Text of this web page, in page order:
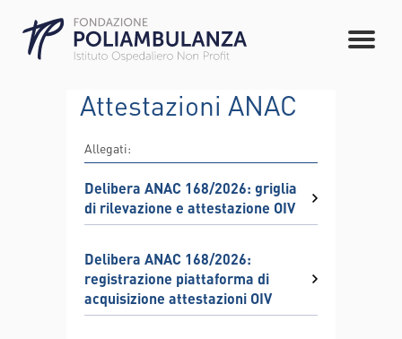
Attestazioni ANAC
Allegati:
Delibera ANAC 168/2026: griglia
di rilevazione e attestazione OIV
Delibera ANAC 168/2026:
registrazione piattaforma di
acquisizione attestazioni OIV